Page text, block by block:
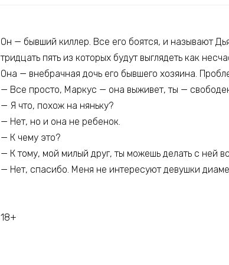
Он — бывший киллер. Все его боятся, и называют
тридцать пять из которых будут выглядеть как
Она — внебрачная дочь его бывшего хозяина.
— Все просто, Маркус — она выживет, ты —
— Я что, похож на няньку?
— Нет, но и она не ребенок.
— К чему это?
— К тому, мой милый друг, ты можешь делать с ней
— Нет, спасибо. Меня не интересуют девушки
18+